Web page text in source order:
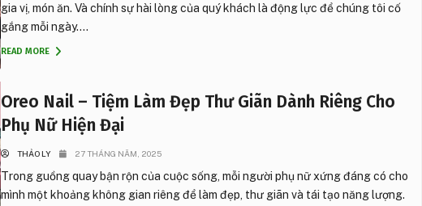
gia vị, món ăn. Và chính sự hài lòng của quý khách là động lực để chúng tôi cố
gắng mỗi ngày....
READ MORE
Oreo Nail – Tiệm Làm Đẹp Thư Giãn Dành Riêng Cho
Phụ Nữ Hiện Đại
THẢO LY 27 THÁNG NĂM, 2025
Trong guồng quay bận rộn của cuộc sống, mỗi người phụ nữ xứng đáng có cho
mình một khoảng không gian riêng để làm đẹp, thư giãn và tái tạo năng lượng.